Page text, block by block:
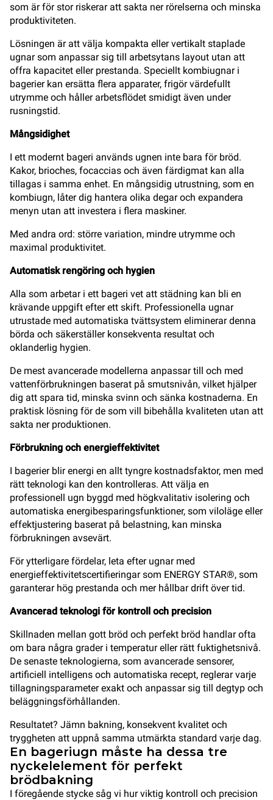
som är för stor riskerar att sakta ner rörelserna och minska
produktiviteten.
Lösningen är att välja kompakta eller vertikalt staplade
ugnar som anpassar sig till arbetsytans layout utan att
offra kapacitet eller prestanda. Speciellt kombiugnar i
bagerier kan ersätta flera apparater, frigör värdefullt
utrymme och håller arbetsflödet smidigt även under
rusningstid.
Mångsidighet
I ett modernt bageri används ugnen inte bara för bröd.
Kakor, brioches, focaccias och även färdigmat kan alla
tillagas i samma enhet. En mångsidig utrustning, som en
kombiugn, låter dig hantera olika degar och expandera
menyn utan att investera i flera maskiner.
Med andra ord: större variation, mindre utrymme och
maximal produktivitet.
Automatisk rengöring och hygien
Alla som arbetar i ett bageri vet att städning kan bli en
krävande uppgift efter ett skift. Professionella ugnar
utrustade med automatiska tvättsystem eliminerar denna
börda och säkerställer konsekventa resultat och
oklanderlig hygien.
De mest avancerade modellerna anpassar till och med
vattenförbrukningen baserat på smutsnivån, vilket hjälper
dig att spara tid, minska svinn och sänka kostnaderna. En
praktisk lösning för de som vill bibehålla kvaliteten utan att
sakta ner produktionen.
Förbrukning och energieffektivitet
I bagerier blir energi en allt tyngre kostnadsfaktor, men med
rätt teknologi kan den kontrolleras. Att välja en
professionell ugn byggd med högkvalitativ isolering och
automatiska energibesparingsfunktioner, som viloläge eller
effektjustering baserat på belastning, kan minska
förbrukningen avsevärt.
För ytterligare fördelar, leta efter ugnar med
energieffektivitetscertifieringar som ENERGY STAR®, som
garanterar hög prestanda och mer hållbar drift över tid.
Avancerad teknologi för kontroll och precision
Skillnaden mellan gott bröd och perfekt bröd handlar ofta
om bara några grader i temperatur eller rätt fuktighetsnivå.
De senaste teknologierna, som avancerade sensorer,
artificiell intelligens och automatiska recept, reglerar varje
tillagningsparameter exakt och anpassar sig till degtyp och
beläggningsförhållanden.
Resultatet? Jämn bakning, konsekvent kvalitet och
tryggheten att uppnå samma utmärkta standard varje dag.
En bageriugn måste ha dessa tre
nyckelelement för perfekt
brödbakning
I föregående stycke såg vi hur viktig kontroll och precision